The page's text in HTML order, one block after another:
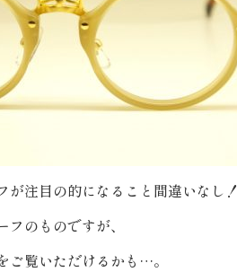
が注目の的になること間違いなし！
のものですが、
ご覧いただけるかも…。